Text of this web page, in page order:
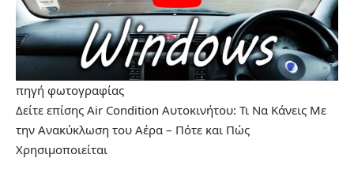
πηγή φωτογραφίας
Δείτε επίσης Air Condition Αυτοκινήτου: Τι Να Κάνεις Με
την Ανακύκλωση του Αέρα – Πότε και Πώς
Χρησιμοποιείται